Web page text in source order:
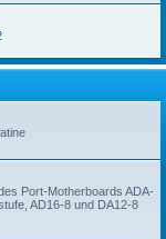
Port-Motherboards ADA-
AD16-8 und DA12-8